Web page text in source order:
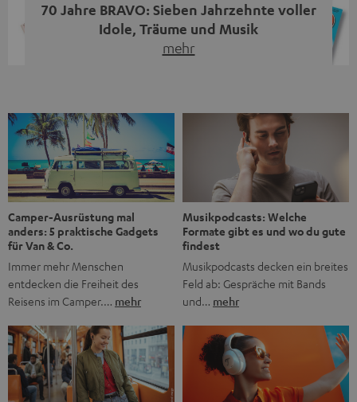
70 Jahre BRAVO: Sieben Jahrzehnte voller
Idole, Träume und Musik
mehr
1956 begleitet das Magazin Jugendliche durch Rock und
Pop, kleine Schwärmereien und große Fragen. Zum 70.
Jubiläum werfen wir einen Blick zurück. Vom Filmheft zur
Jugendmarke: Wie die BRAVO ihren Ton fand Als die […]
Camper-Ausrüstung mal
anders: 5 praktische Gadgets
für Van & Co.
Immer mehr Menschen
entdecken die Freiheit des
Reisens im Camper.… mehr
Musikpodcasts: Welche
Formate gibt es und wo du gute
findest
Musikpodcasts decken ein breites
Feld ab: Gespräche mit Bands
und… mehr